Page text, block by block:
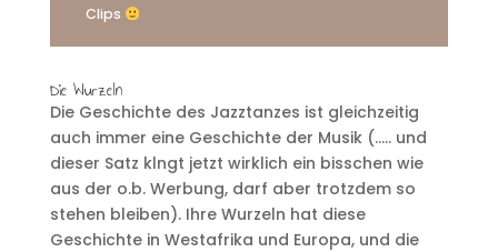
Clips
Die Wurzeln
Die Geschichte des Jazztanzes ist gleichzeitig
auch immer eine Geschichte der Musik (….. und
dieser Satz klngt jetzt wirklich ein bisschen wie
aus der o.b. Werbung, darf aber trotzdem so
stehen bleiben). Ihre Wurzeln hat diese
Geschichte in Westafrika und Europa, und die